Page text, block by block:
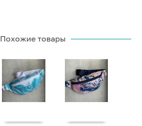
Похожие товары